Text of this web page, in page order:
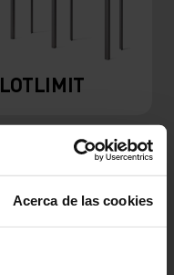
Acerca de las cookies
LOTLIMIT